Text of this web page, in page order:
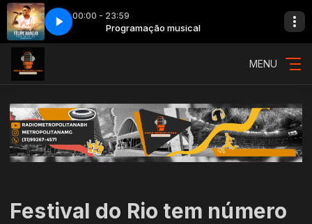
00:00 - 23:59
Programação musical
Demais - Ao Vivo 052 - Felipe Araújo - Espaçosa Demais - Ao Vivo
MENU
Festival do Rio tem número